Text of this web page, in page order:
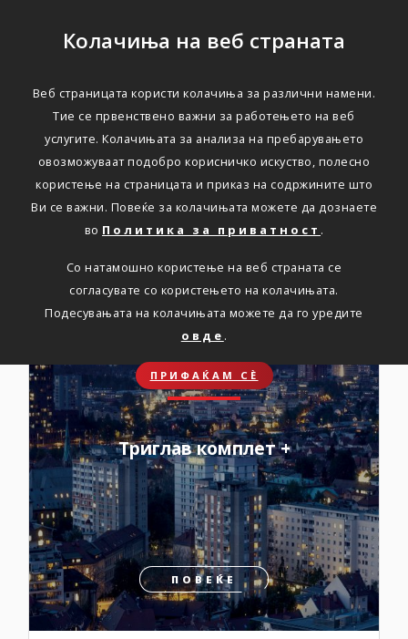
Колачиња на веб страната
Веб страницата користи колачиња за различни намени.
Тие се првенствено важни за работењето на веб
услугите. Колачињата за анализа на пребарувањето
овозможуваат подобро корисничко искуство, полесно
користење на страницата и приказ на содржините што
Ви се важни. Повеќе за колачињата можете да дознаете
во Политика за приватност .
Со натамошно користење на веб страната се
согласувате со користењето на колачињата.
Подесувањата на колачињата можете да го уредите
овде .
ПРИФАЌАМ СЀ
ПОВОЛНОСТИ
Проверете ги бројните
поволности
Триглав комплет +
ПОВЕЌЕ